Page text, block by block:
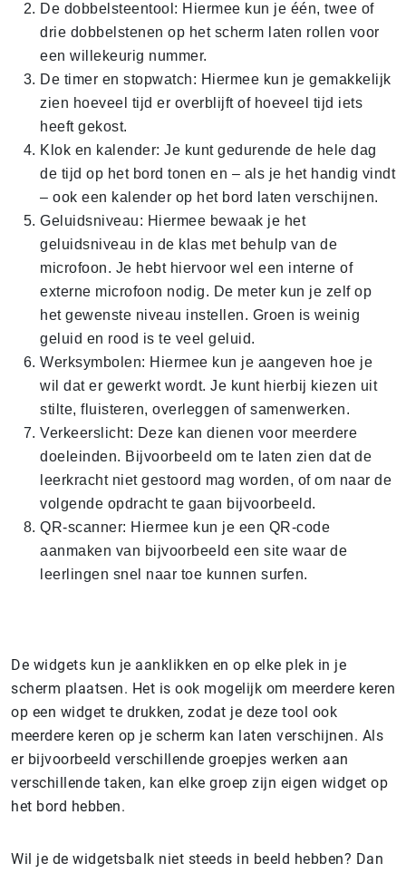
De dobbelsteentool: Hiermee kun je één, twee of
drie dobbelstenen op het scherm laten rollen voor
een willekeurig nummer.
De timer en stopwatch: Hiermee kun je gemakkelijk
zien hoeveel tijd er overblijft of hoeveel tijd iets
heeft gekost.
Klok en kalender: Je kunt gedurende de hele dag
de tijd op het bord tonen en – als je het handig vindt
– ook een kalender op het bord laten verschijnen.
Geluidsniveau: Hiermee bewaak je het
geluidsniveau in de klas met behulp van de
microfoon. Je hebt hiervoor wel een interne of
externe microfoon nodig. De meter kun je zelf op
het gewenste niveau instellen. Groen is weinig
geluid en rood is te veel geluid.
Werksymbolen: Hiermee kun je aangeven hoe je
wil dat er gewerkt wordt. Je kunt hierbij kiezen uit
stilte, fluisteren, overleggen of samenwerken.
Verkeerslicht: Deze kan dienen voor meerdere
doeleinden. Bijvoorbeeld om te laten zien dat de
leerkracht niet gestoord mag worden, of om naar de
volgende opdracht te gaan bijvoorbeeld.
QR-scanner: Hiermee kun je een QR-code
aanmaken van bijvoorbeeld een site waar de
leerlingen snel naar toe kunnen surfen.
De widgets kun je aanklikken en op elke plek in je
scherm plaatsen. Het is ook mogelijk om meerdere keren
op een widget te drukken, zodat je deze tool ook
meerdere keren op je scherm kan laten verschijnen. Als
er bijvoorbeeld verschillende groepjes werken aan
verschillende taken, kan elke groep zijn eigen widget op
het bord hebben.
Wil je de widgetsbalk niet steeds in beeld hebben? Dan